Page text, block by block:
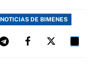
NOTICIAS DE BIMENES